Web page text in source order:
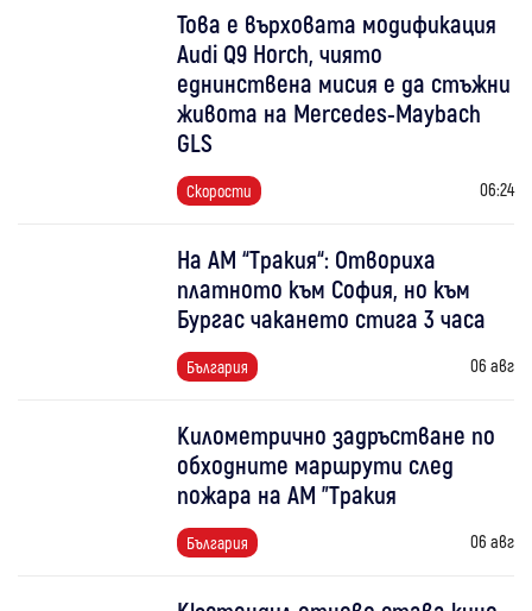
Това е върховата модификация
Audi Q9 Horch, чиято
еднинствена мисия е да стъжни
живота на Mercedes-Maybach
GLS
Скорости 06:24
На АМ “Тракия“: Отвориха
платното към София, но към
Бургас чакането стига 3 часа
България 06 авг
Километрично задръстване по
обходните маршрути след
пожара на АМ "Тракия
България 06 авг